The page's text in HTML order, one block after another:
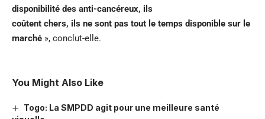
disponibilité des anti-cancéreux, ils
coûtent chers, ils ne sont pas tout le temps disponible sur le
marché », conclut-elle.
You Might Also Like
Togo: La SMPDD agit pour une meilleure santé